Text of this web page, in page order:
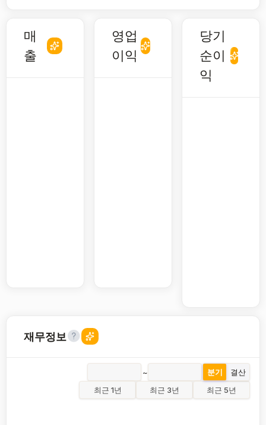
매
출
영업
이익
당기
순이
익
재무정보
~ 분기
결산
최근 1년
최근 3년 최근 5년